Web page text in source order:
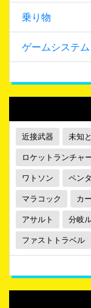
乗り物
ゲームシステム
近接武器 未知
ロケットランチャ
ワトソン ペン
マラコック カ
アサルト 分岐
ファストトラベル